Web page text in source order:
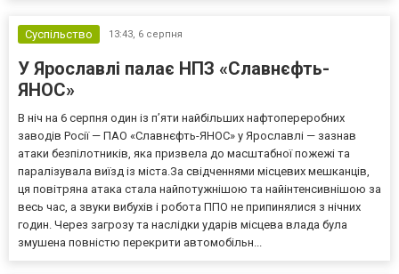
Суспільство
13:43, 6 серпня
У Ярославлі палає НПЗ «Славнєфть-
ЯНОС»
В ніч на 6 серпня один із п’яти найбільших нафтопереробних
заводів Росії — ПАО «Славнєфть-ЯНОС» у Ярославлі — зазнав
атаки безпілотників, яка призвела до масштабної пожежі та
паралізувала виїзд із міста.За свідченнями місцевих мешканців,
ця повітряна атака стала найпотужнішою та найінтенсивнішою за
весь час, а звуки вибухів і робота ППО не припинялися з нічних
годин. Через загрозу та наслідки ударів місцева влада була
змушена повністю перекрити автомобільн...